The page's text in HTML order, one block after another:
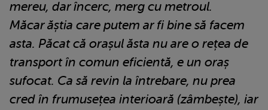
mereu, dar încerc, merg cu metroul.
Măcar ăștia care putem ar fi bine să facem
asta. Păcat că orașul ăsta nu are o rețea de
transport în comun eficientă, e un oraș
sufocat. Ca să revin la întrebare, nu prea
cred în frumusețea interioară (zâmbește), iar